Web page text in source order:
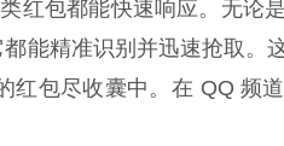
红包都能快速响应。无论
能精准识别并迅速抢取。
包尽收囊中。在 QQ 频